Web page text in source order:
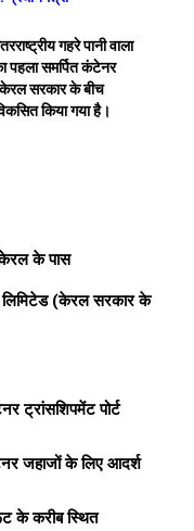
गहरे पानी वाला
पहला समर्पित कंटेनर
केरल सरकार के बीच
किया गया है।
केरल के पास
लिमिटेड (केरल सरकार के
ट्रांसशिपमेंट पोर्ट
जहाजों के लिए आदर्श
के करीब स्थित